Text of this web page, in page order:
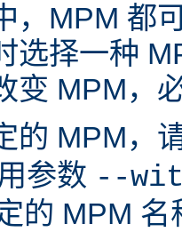
，MPM 都
选择一种
变 MPM，
的 MPM，
参数 --
的 MPM 名